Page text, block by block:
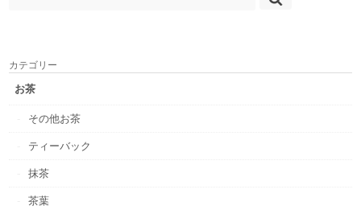
カテゴリー
お茶
その他お茶
ティーバック
抹茶
茶葉